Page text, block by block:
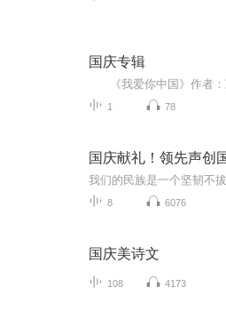
国庆专辑
1 78
国庆献礼！领先声创
8 6076
国庆美诗文
108 4173